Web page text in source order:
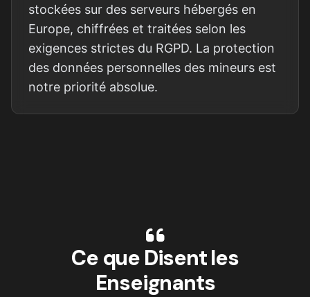
stockées sur des serveurs hébergés en
Europe, chiffrées et traitées selon les
exigences strictes du RGPD. La protection
des données personnelles des mineurs est
notre priorité absolue.
Ce que Disent les
Enseignants